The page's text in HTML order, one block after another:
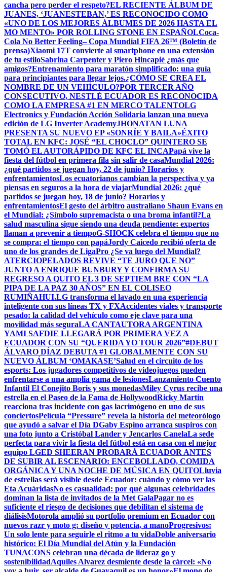
cancha pero perder el respeto?EL RECIENTE ÁLBUM DE
JUANES, ‘JUANESTEBAN,’ ES RECONOCIDO COMO
«UNO DE LOS MEJORES ÁLBUMES DE 2026 HASTA EL
MO MENTO» POR ROLLING STONE EN ESPAÑOLCoca-
Cola No Better Feeling– Copa Mundial FIFA 26™ (Boletín de
prensa)Xiaomi 17T convierte al smartphone en una extensión
de tu estiloSabrina Carpenter y Piero Hincapié ¿más que
amigos?Entrenamiento para maratón simplificado: una guía
para principiantes para llegar lejos.¿CÓMO SE CREA EL
NOMBRE DE UN VEHÍCULO?POR TERCER AÑO
CONSECUTIVO, NESTLÉ ECUADOR ES RECONOCIDA
COMO LA EMPRESA #1 EN MERCO TALENTOLG
Electronics y Fundación Acción Solidaria lanzan una nueva
edición de LG Inverter AcademyJHONATAN LUNA
PRESENTA SU NUEVO EP «SONRÍE Y BAILA»ÉXITO
TOTAL EN KFC: JOSÉ “EL CHOCLO” QUINTERO SE
TOMÓ EL AUTORÁPIDO DE KFC EL INCAPapá vive la
fiesta del fútbol en primera fila sin salir de casaMundial 2026:
¿qué partidos se juegan hoy, 22 de junio? Horarios y
enfrentamientosLos ecuatorianos cambian la perspectiva y ya
piensas en seguros a la hora de viajarMundial 2026: ¿qué
partidos se juegan hoy, 18 de junio? Horarios y
enfrentamientosEl gesto del árbitro australiano Shaun Evans en
el Mundial: ¿Símbolo supremacista o una broma infantil?La
salud masculina sigue siendo una deuda pendiente: expertos
llaman a prevenir a tiempoG-SHOCK celebra el tiempo que no
se compra: el tiempo con papáJordy Caicedo recibió oferta de
uno de los grandes de LigaPro ¿Se va luego del Mundial?
ATERCIOPELADOS REVIVE “TE JURO QUE NO”
JUNTO A ENRIQUE BUNBURY Y CONFIRMA SU
REGRESO A QUITO EL 3 DE SEPTIEM BRE CON “LA
PIPA DE LA PAZ 30 AÑOS” EN EL COLISEO
RUMIÑAHUI.LG transforma el lavado en una experiencia
inteligente con sus líneas TX y FXAccidentes viales y transporte
pesado: la calidad del vehículo como eje clave para una
movilidad más seguraLA CANTAUTORA ARGENTINA
YAMI SAFDIE LLEGARÁ POR PRIMERA VEZ A
ECUADOR CON SU “QUERIDA YO TOUR 2026”#DEBUT
ÁLVARO DÍAZ DEBUTA #1 GLOBALMENTE CON SU
NUEVO ÁLBUM ‘OMAKASE’Salud en el circuito de los
esports: Los jugadores competitivos de videojuegos pueden
enfrentarse a una amplia gama de lesionesLanzamiento Cuento
Infantil El Conejito Boris y sus monedasMiley Cyrus recibe una
estrella en el Paseo de la Fama de HollywoodRicky Martin
reacciona tras incidente con gas lacrimógeno en uno de sus
conciertosPelícula “Pressure” revela la historia del meteorólogo
que ayudó a salvar el Día DGaby Espino arranca suspiros con
una foto junto a Cristóbal Lander y Jencarlos CanelaLa sede
perfecta para vivir la fiesta del fútbol está en casa con el mejor
equipo LGED SHEERAN PROBARÁ ECUADOR ANTES
DE SUBIR AL ESCENARIO: ENCEBOLLADO, COMIDA
ORGÁNICA Y UNA NOCHE DE MÚSICA EN QUITOLluvia
de estrellas será visible desde Ecuador: cuándo y cómo ver las
Eta AcuáridasNo es casualidad: por qué algunas celebridades
dominan la lista de invitados de la Met GalaPagar no es
suficiente el riesgo de decisiones que debilitan el sistema de
diálisisMotorola amplió su portfolio premium en Ecuador con
nuevos razr y moto g: diseño y potencia, a manoProgresivos:
Un solo lente para seguirle el ritmo a tu vidaDoble aniversario
histórico: El Día Mundial del Atún y la Fundación
TUNACONS celebran una década de lideraz go y
sostenibilidadAquiles Alvarez desmiente desde la cárcel: «No